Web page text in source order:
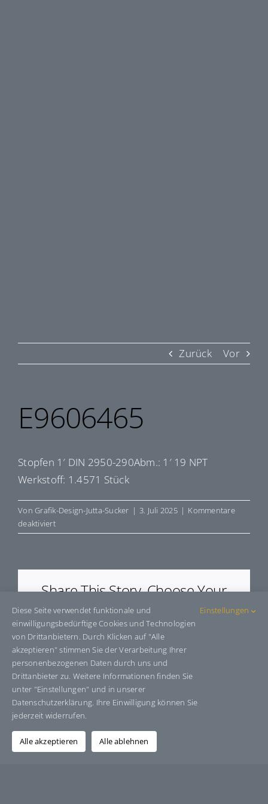
Zurück Vor
E9606465
Stopfen 1′ DIN 2950-290Abm.: 1′ 19 NPT
Werkstoff: 1.4571 Stück
VonGrafik-Design-Jutta-Sucker | 3. Juli 2025 | Kommentare
deaktiviertfür
E9606465
Share This Story, Choose Your
Platform!
Facebook Bluesky WhatsAppTelegram
E-
Mail
Über den Autor: Grafik-Design-Jutta-Sucker
Diese Seite verwendet funktionale und
einwilligungsbedürftige Cookies und Technologien
von Drittanbietern. Durch Klicken auf "Alle
akzeptieren" stimmen Sie der Verarbeitung Ihrer
personenbezogenen Daten durch uns und
Drittanbieter zu. Weitere Informationen finden Sie
unter "Einstellungen" und in unserer
Datenschutzerklärung. Ihre Einwilligung können Sie
jederzeit widerrufen.
Einstellungen
Alle akzeptieren Alle ablehnen